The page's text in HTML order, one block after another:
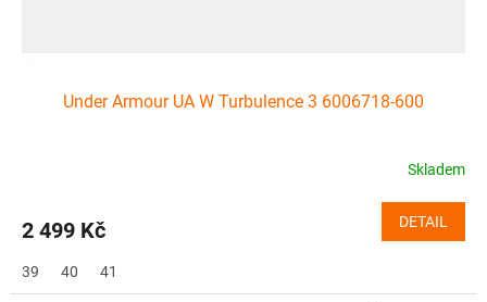
Under Armour UA W Turbulence 3 6006718-600
Skladem
2 499 Kč DETAIL
39 40 41